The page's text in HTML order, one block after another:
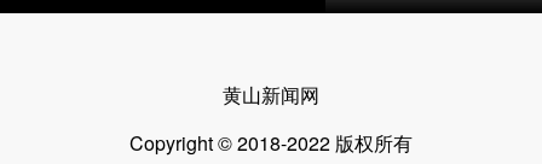
黄山新闻网
Copyright © 2018-2022 版权所有